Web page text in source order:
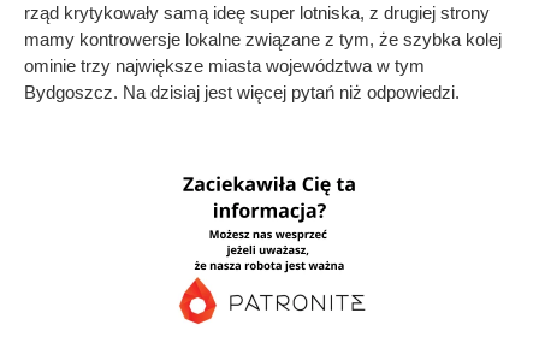
rząd krytykowały samą ideę super lotniska, z drugiej strony
mamy kontrowersje lokalne związane z tym, że szybka kolej
ominie trzy największe miasta województwa w tym
Bydgoszcz. Na dzisiaj jest więcej pytań niż odpowiedzi.